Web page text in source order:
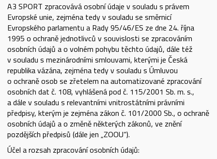
A3 SPORT zpracovává osobní údaje v souladu s právem
Evropské unie, zejména tedy v souladu se směrnicí
Evropského parlamentu a Rady 95/46/ES ze dne 24. října
1995 o ochraně jednotlivců v souvislosti se zpracováním
osobních údajů a o volném pohybu těchto údajů, dále též
v souladu s mezinárodními smlouvami, kterými je Česká
republika vázána, zejména tedy v souladu s Úmluvou
o ochraně osob se zřetelem na automatizované zpracování
osobních dat č. 108, vyhlášená pod č. 115/2001 Sb. m. s.,
a dále v souladu s relevantními vnitrostátními právními
předpisy, kterým je zejména zákon č. 101/2000 Sb., o ochraně
osobních údajů a o změně některých zákonů, ve znění
pozdějších předpisů (dále jen „ZOOU“).
Účel a rozsah zpracování osobních údajů: